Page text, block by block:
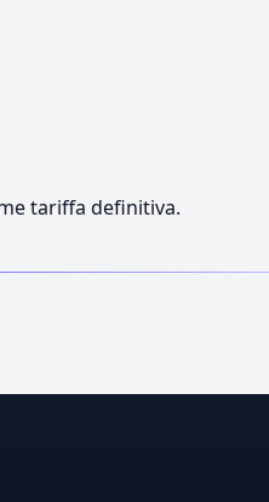
tariffa definitiva.